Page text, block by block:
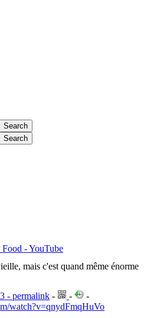
- YouTube
mais c'est quand même énorme
- permalink - -
-
watch?v=qnydFmqHuVo